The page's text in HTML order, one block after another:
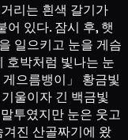
리는 흰색 갈기가
있다. 잠시 후, 햇
일으키고 눈을 게슴
호박처럼 빛나는 눈
으름뱅이」 황금빛
울이자 긴 백금빛
투였지만 눈은 웃고
진 산골짜기에 왔